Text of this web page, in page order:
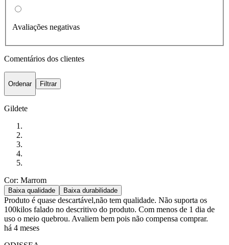
Avaliações negativas
Comentários dos clientes
Ordenar Filtrar
Gildete
Cor: Marrom
Baixa qualidade Baixa durabilidade
Produto é quase descartável,não tem qualidade. Não suporta os
100kilos falado no descritivo do produto. Com menos de 1 dia de
uso o meio quebrou. Avaliem bem pois não compensa comprar.
há 4 meses